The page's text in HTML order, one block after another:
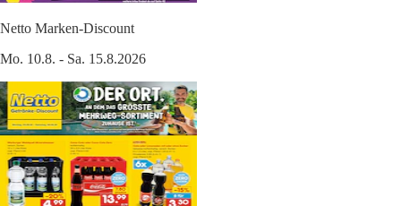
Netto Marken-Discount
Mo. 10.8. - Sa. 15.8.2026